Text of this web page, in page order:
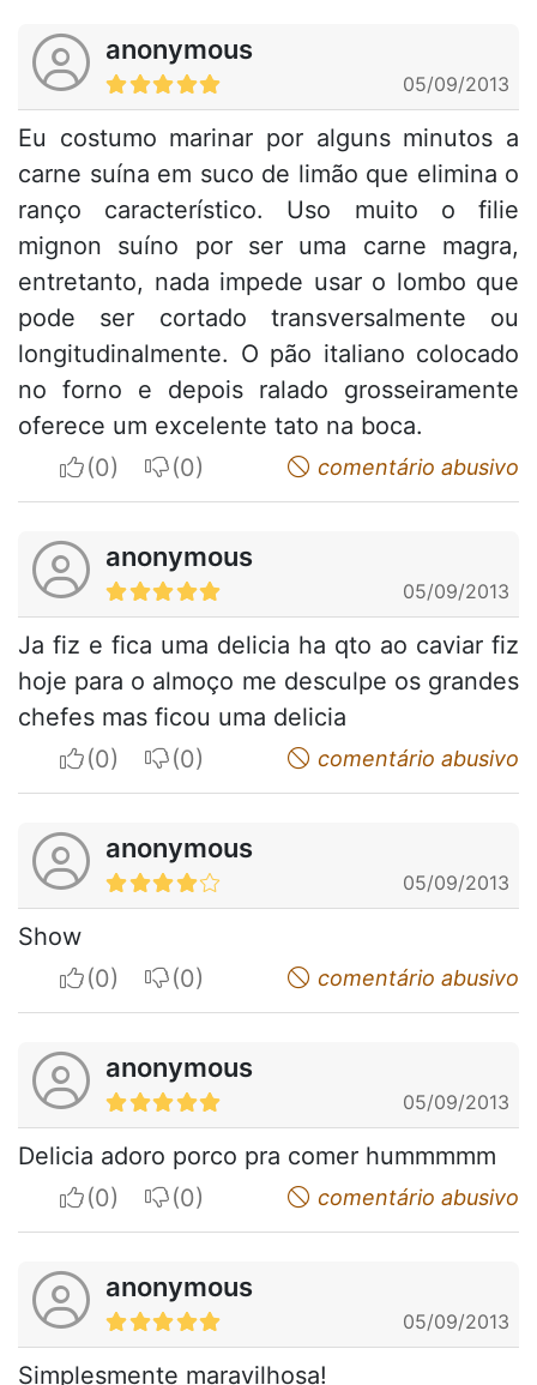
anonymous
05/09/2013
Eu costumo marinar por alguns minutos a
carne suína em suco de limão que elimina o
ranço característico. Uso muito o filie
mignon suíno por ser uma carne magra,
entretanto, nada impede usar o lombo que
pode ser cortado transversalmente ou
longitudinalmente. O pão italiano colocado
no forno e depois ralado grosseiramente
oferece um excelente tato na boca.
I apreciateI do not appreciatecomentário abusivo
anonymous
05/09/2013
Ja fiz e fica uma delicia ha qto ao caviar fiz
hoje para o almoço me desculpe os grandes
chefes mas ficou uma delicia
I apreciateI do not appreciatecomentário abusivo
anonymous
05/09/2013
Show
I apreciateI do not appreciatecomentário abusivo
anonymous
05/09/2013
Delicia adoro porco pra comer hummmmm
I apreciateI do not appreciatecomentário abusivo
anonymous
05/09/2013
Simplesmente maravilhosa!